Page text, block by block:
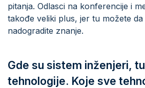
pitanja. Odlasci na konferencije i
takođe veliki plus, jer tu možete
nadogradite znanje.
Gde su sistem inženjeri,
tehnologije. Koje sve